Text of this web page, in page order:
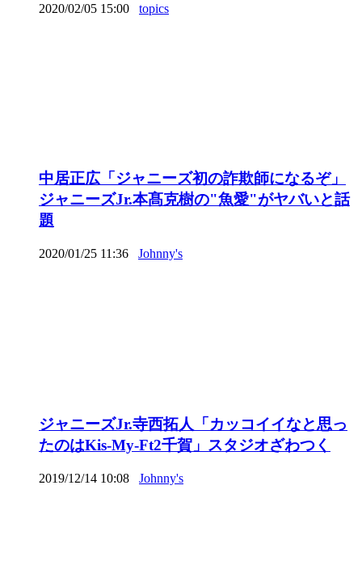
2020/02/05 15:00 topics
中居正広「ジャニーズ初の詐欺師になるぞ」
ジャニーズJr.本髙克樹の"魚愛"がヤバいと話
題
2020/01/25 11:36 Johnny's
ジャニーズJr.寺西拓人「カッコイイなと思っ
たのはKis-My-Ft2千賀」スタジオざわつく
2019/12/14 10:08 Johnny's